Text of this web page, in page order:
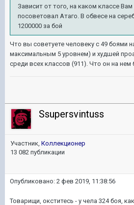
Зависит от того, на каком классе
посоветовал Атаго. В обвесе на
1200000 за бой
Что вы советуете человеку с 49 боями
максимальным 5 уровнем) и худшей
среди всех классов (911). Что он на нем
Ssupersvintuss
Участник, Коллекционер
13 082 публикации
Опубликовано: 2 фев 2019, 11:38:56
Товарищи, окститесь - у чела 324 боя,